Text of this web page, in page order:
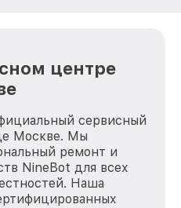
центре
сервисный
Москве. Мы
ремонт и
NineBot для всех
Наша